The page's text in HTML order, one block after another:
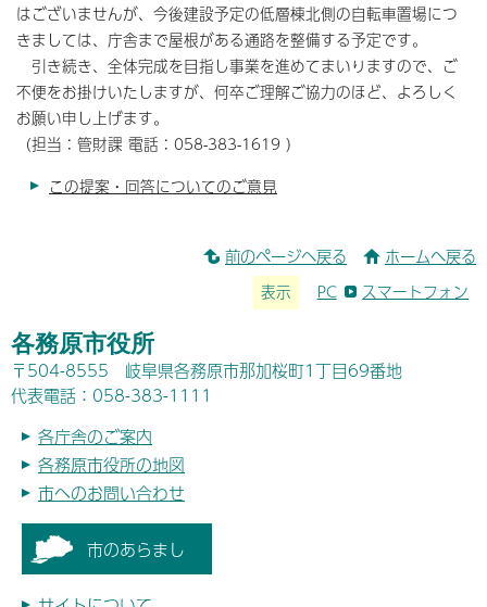
はございませんが、今後建設予定の低層棟北側の自転車置場につ
きましては、庁舎まで屋根がある通路を整備する予定です。
引き続き、全体完成を目指し事業を進めてまいりますので、ご
不便をお掛けいたしますが、何卒ご理解ご協力のほど、よろしく
お願い申し上げます。
（担当：管財課 電話：058-383-1619 ）
この提案・回答についてのご意見
前のページへ戻る ホームへ戻る
表示 PC スマートフォン
各務原市役所
〒504-8555 岐阜県各務原市那加桜町1丁目69番地
代表電話：058-383-1111
各庁舎のご案内
各務原市役所の地図
市へのお問い合わせ
市のあらまし